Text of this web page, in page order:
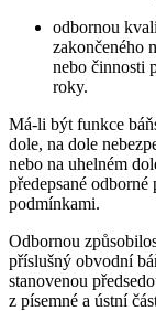
odbornou
zakončeného
nebo činnosti
roky.
Má-li být funkce
dole, na dole
nebo na uhelném
předepsané
podmínkami.
Odbornou
příslušný obvodní
stanovenou
z písemné a ústní